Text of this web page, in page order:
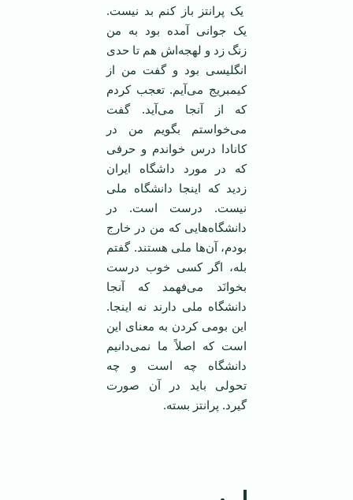
یک پرانتز باز کنم بد نیست.
یک جوانی آمده بود به من
زنگ زد و لهجه‌اش هم تا حدی
انگلیسی بود و گفت من از
کیمبریج می‌آیم. تعجب کردم
که از آنجا می‌آید. گفت
می‌خواستم بگویم من در
کانادا درس خواندم و حرفی
که در مورد داشگاه ایران
زدید که اینجا دانشگاه ملی
نیست. درست است. در
دانشگاه‌هایی که من در خارج
بودم، آن‌ها ملی هستند. گفتم
بله، اگر کسی خوب درست
بخوانَد می‌فهمد که آنجا
دانشگاه ملی دارند نه اینجا.
این بومی کردن به معنای این
است که اصلاً ما نمی‌دانیم
دانشگاه چه است و چه
تحولی باید در آن صورت
گیرد. پرانتز بسته.